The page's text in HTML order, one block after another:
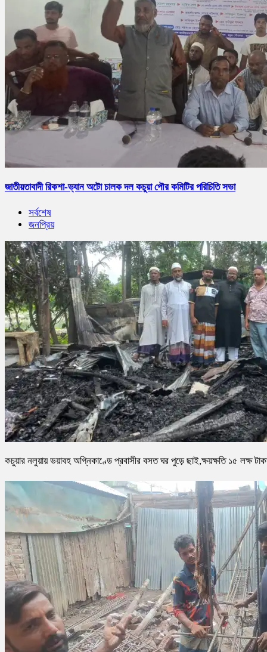
জাতীয়তাবাদী রিকশা-ভ্যান অটো চালক দল কচুয়া পৌর কমিটির পরিচিতি সভা
সর্বশেষ
জনপ্রিয়
কচুয়ার নলুয়ায় ভয়াবহ অগ্নিকাণ্ডে প্রবাসীর বসত ঘর পুড়ে ছাই,ক্ষয়ক্ষতি ১৫ লক্ষ